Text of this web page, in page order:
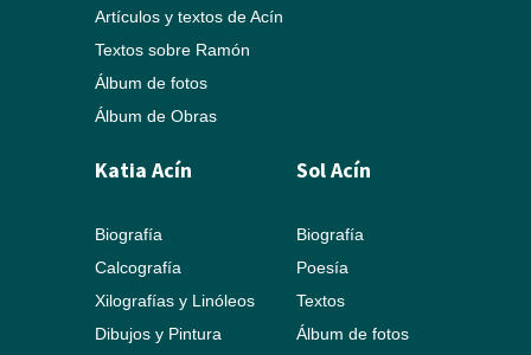
Artículos y textos de Acín
Textos sobre Ramón
Álbum de fotos
Álbum de Obras
Katia Acín
Biografía
Calcografía
Xilografías y Linóleos
Dibujos y Pintura
Sol Acín
Biografía
Poesía
Textos
Álbum de fotos